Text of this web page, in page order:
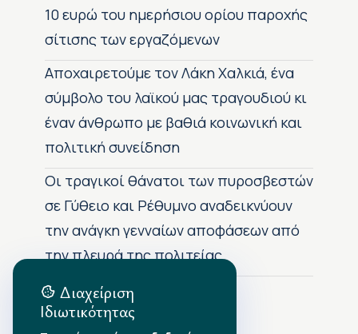
10 ευρώ του ημερήσιου ορίου παροχής
σίτισης των εργαζόμενων
Αποχαιρετούμε τον Λάκη Χαλκιά, ένα
σύμβολο του λαϊκού μας τραγουδιού κι
έναν άνθρωπο με βαθιά κοινωνική και
πολιτική συνείδηση
Οι τραγικοί θάνατοι των πυροσβεστών
σε Γύθειο και Ρέθυμνο αναδεικνύουν
την ανάγκη γενναίων αποφάσεων από
την πλευρά της πολιτείας
Αρχείο Δημοσιεύσεων
Διαχείριση
Ιδιωτικότητας